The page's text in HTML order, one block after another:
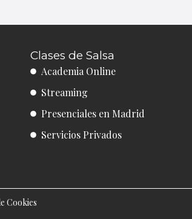
Clases de Salsa
Academia Online
Streaming
Presenciales en Madrid
Servicios Privados
Cookies